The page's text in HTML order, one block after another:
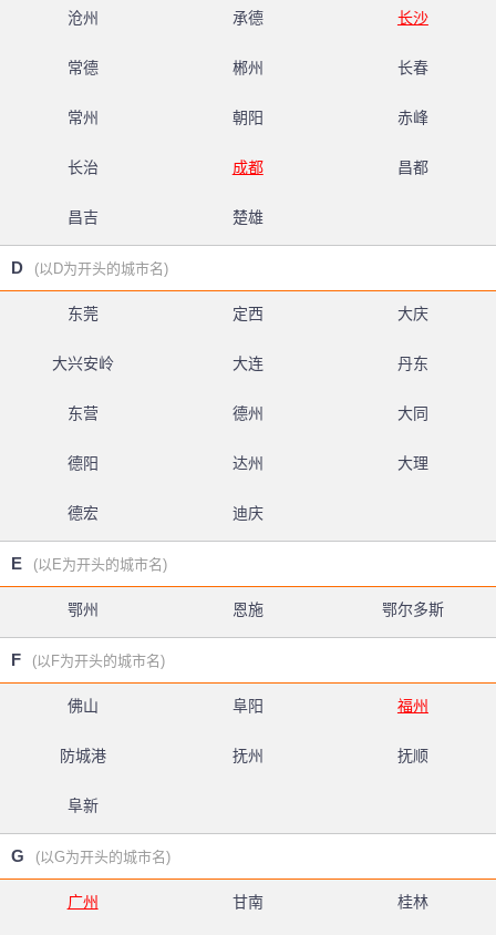
沧州 承德 长沙
常德 郴州 长春
常州 朝阳 赤峰
长治 成都 昌都
昌吉 楚雄
D (以D为开头的城市名)
东莞 定西 大庆
大兴安岭 大连 丹东
东营 德州 大同
德阳 达州 大理
德宏 迪庆
E (以E为开头的城市名)
鄂州 恩施 鄂尔多斯
F (以F为开头的城市名)
佛山 阜阳 福州
防城港 抚州 抚顺
阜新
G (以G为开头的城市名)
广州 甘南 桂林